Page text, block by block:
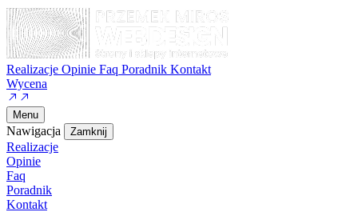
Realizacje Opinie Faq Poradnik Kontakt
Wycena
Menu
Nawigacja Zamknij
Realizacje
Opinie
Faq
Poradnik
Kontakt